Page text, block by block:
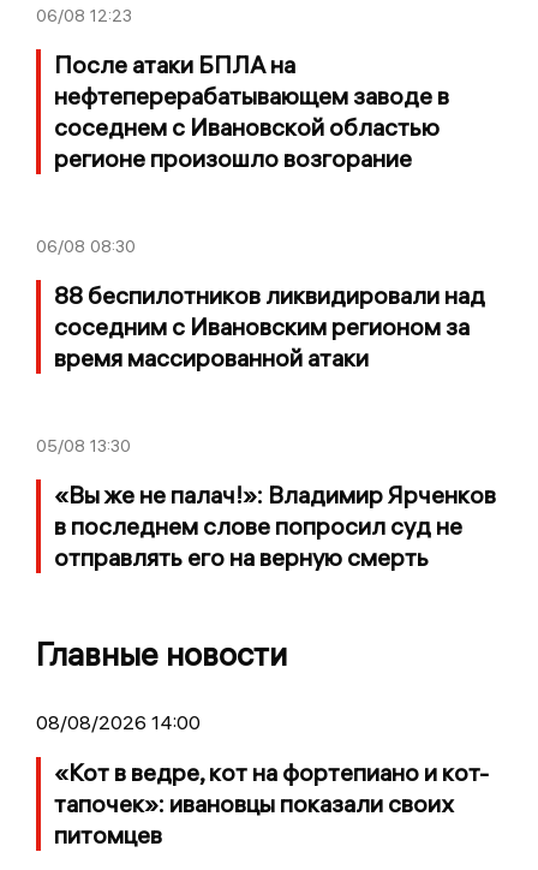
06/08 12:23
После атаки БПЛА на
нефтеперерабатывающем заводе в
соседнем с Ивановской областью
регионе произошло возгорание
06/08 08:30
88 беспилотников ликвидировали над
соседним с Ивановским регионом за
время массированной атаки
05/08 13:30
«Вы же не палач!»: Владимир Ярченков
в последнем слове попросил суд не
отправлять его на верную смерть
Главные новости
08/08/2026 14:00
«Кот в ведре, кот на фортепиано и кот-
тапочек»: ивановцы показали своих
питомцев